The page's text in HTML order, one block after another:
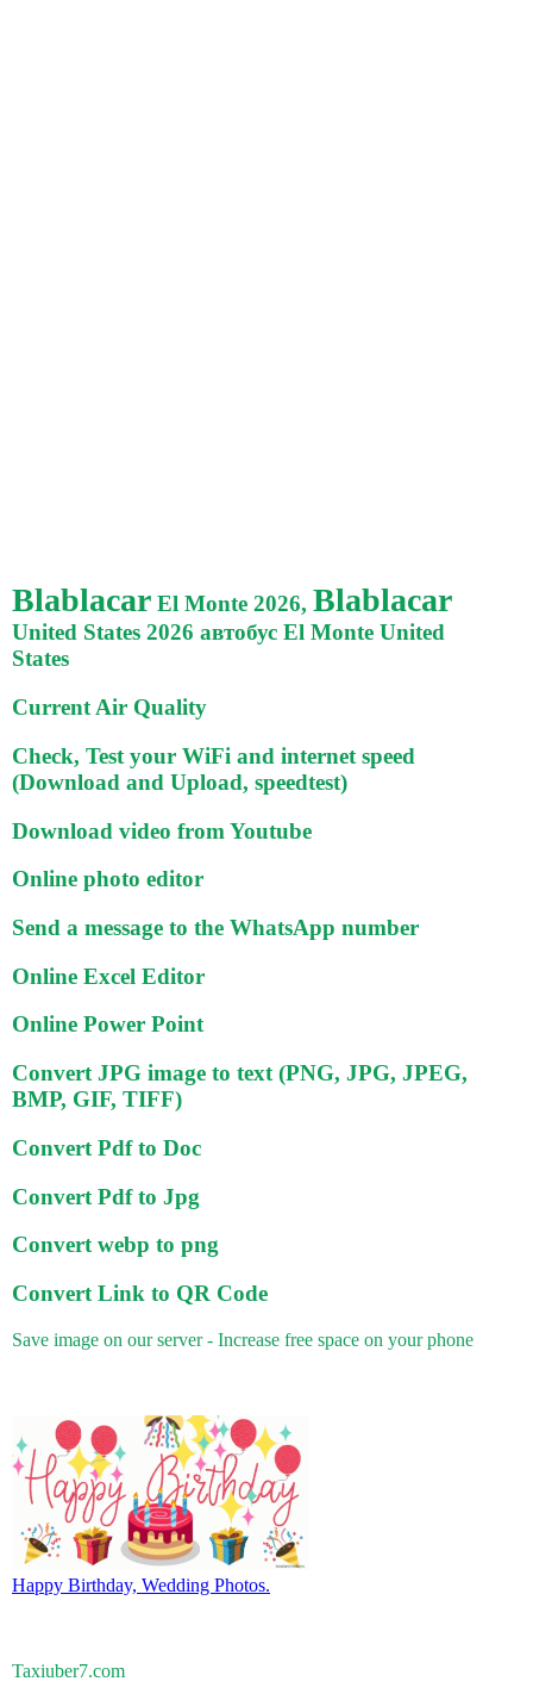
Blablacar El Monte 2026, Blablacar
United States 2026 автобус El Monte United
States
Current Air Quality
Check, Test your WiFi and internet speed
(Download and Upload, speedtest)
Download video from Youtube
Online photo editor
Send a message to the WhatsApp number
Online Excel Editor
Online Power Point
Convert JPG image to text (PNG, JPG, JPEG,
BMP, GIF, TIFF)
Convert Pdf to Doc
Convert Pdf to Jpg
Convert webp to png
Convert Link to QR Code
Save image on our server - Increase free space on your phone
Happy Birthday, Wedding Photos.
Taxiuber7.com